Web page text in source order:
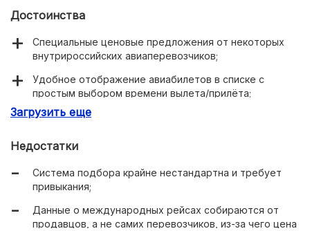
Достоинства
Специальные ценовые предложения от некоторых
внутрироссийских авиаперевозчиков;
Удобное отображение авиабилетов в списке с
простым выбором времени вылета/прилёта;
Многофункциональная система бронирования отелей.
Загрузить еще
Недостатки
Система подбора крайне нестандартна и требует
привыкания;
Данные о международных рейсах собираются от
продавцов, а не самих перевозчиков, из-за чего цена